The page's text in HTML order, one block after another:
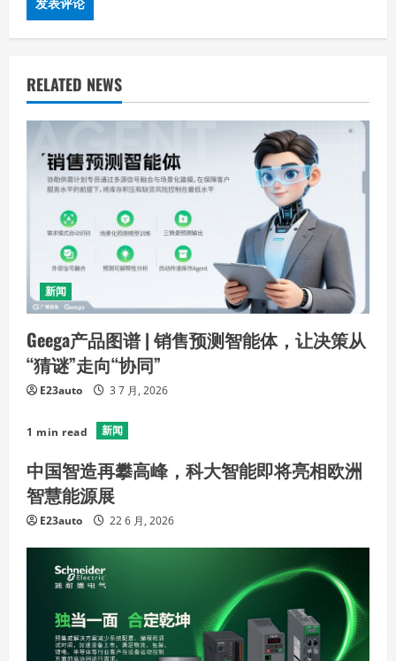
RELATED NEWS
新闻
Geega产品图谱 | 销售预测智能体，让决策从
“猜谜”走向“协同”
E23auto 3 7 月, 2026
1 min read 新闻
中国智造再攀高峰，科大智能即将亮相欧洲
智慧能源展
E23auto 22 6 月, 2026